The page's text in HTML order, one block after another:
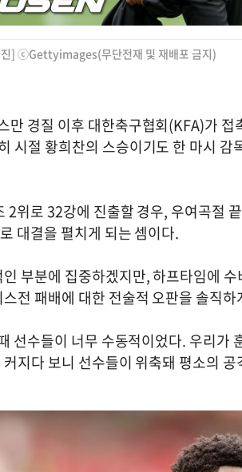
] ⓒGettyimages(무단전재 및 재배포 금지)
만 경질 이후 대한축구협회(KFA)가
시절 황희찬의 스승이기도 한 마시
2위로 32강에 진출할 경우, 우여곡절
대결을 펼치게 되는 셈이다.
부분에 집중하겠지만, 하프타임에
전 패배에 대한 전술적 오판을 솔직하
선수들이 너무 수동적이었다. 우리가
지다 보니 선수들이 위축돼 평소의